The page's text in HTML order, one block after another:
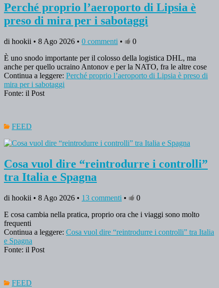
Perché proprio l’aeroporto di Lipsia è
preso di mira per i sabotaggi
di hookii • 8 Ago 2026 • 0 commenti •
0
È uno snodo importante per il colosso della logistica DHL, ma
anche per quello ucraino Antonov e per la NATO, fra le altre cose
Continua a leggere: Perché proprio l’aeroporto di Lipsia è preso di
mira per i sabotaggi
Fonte: il Post
FEED
Cosa vuol dire “reintrodurre i controlli”
tra Italia e Spagna
di hookii • 8 Ago 2026 • 13 commenti •
0
E cosa cambia nella pratica, proprio ora che i viaggi sono molto
frequenti
Continua a leggere: Cosa vuol dire “reintrodurre i controlli” tra Italia
e Spagna
Fonte: il Post
FEED